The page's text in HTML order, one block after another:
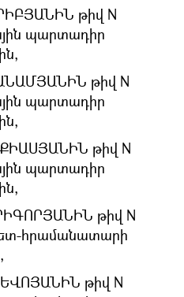
թիվ N
պարտադիր
թիվ N
պարտադիր
թիվ N
պարտադիր
թիվ N
հրամանատարի
թիվ N